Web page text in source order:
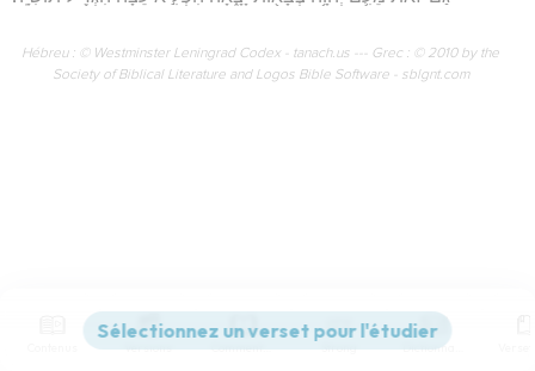
Hébreu : © Westminster Leningrad Codex - tanach.us --- Grec : © 2010 by the
Society of Biblical Literature and Logos Bible Software - sblgnt.com
Versions Commentaires Strong